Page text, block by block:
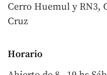
Cerro Huemul y RN3,
Cruz
Horario